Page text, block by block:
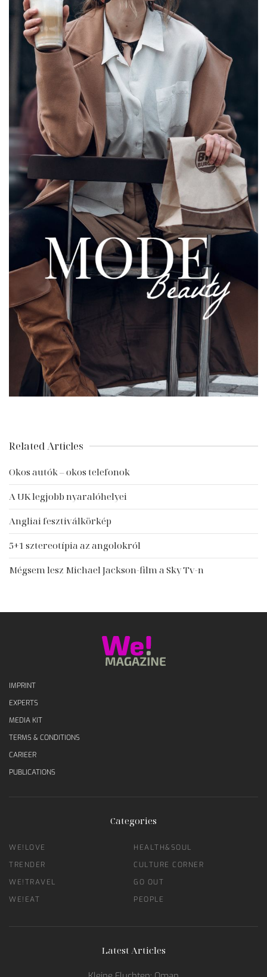
Related Articles
Okos autók – okos telefonok
A UK legjobb nyaralóhelyei
Angliai fesztiválkörkép
5+1 sztereotípia az angolokról
Mégsem lesz Michael Jackson-film a Sky Tv-n
IMPRINT
EXPERTS
MEDIA KIT
TERMS & CONDITIONS
CARIEER
PUBLICATIONS
Categories
WE!LOVE
TRENDER
WE!TRAVEL
WE!EAT
HEALTH&SOUL
CULTURE CORNER
GO OUT
PEOPLE
Latest Articles